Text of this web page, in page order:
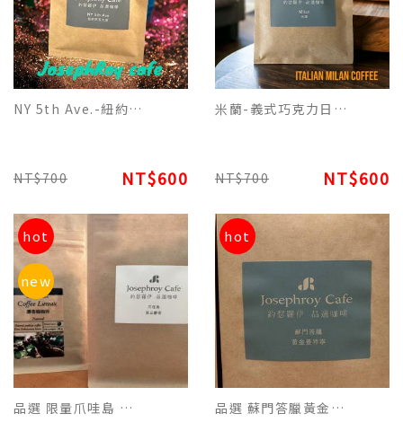
NY 5th Ave.-紐約第五大道美式榛果日常生活特調濾掛(每包12g)平裝版，每10包為一盒
NT$700 NT$600
米蘭-義式巧克力日常生活特調濾掛(每包12g)平裝版，每10包為一盒
NT$700 NT$600
hot
new
品選 限量爪哇島 麝香咖啡單品原豆(100g)-追求品香的咖啡客別錯過
hot
品選 蘇門答臘黃金曼特寧原豆(227g) 品飲滑順濃郁香醇 焦香回甘好咖啡